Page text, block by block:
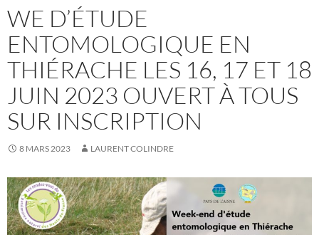
WE D’ÉTUDE
ENTOMOLOGIQUE EN
THIÉRACHE LES 16, 17 ET 18
JUIN 2023 OUVERT À TOUS
SUR INSCRIPTION
8 MARS 2023 LAURENT COLINDRE